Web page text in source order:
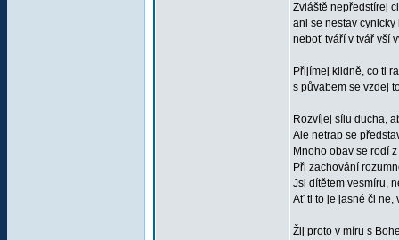
Zvláště nepředstírej
ani se nestav cynicky
neboť tváří v tvář vší
Přijímej klidně, co ti
s půvabem se vzdej
Rozvíjej sílu ducha,
Ale netrap se
Mnoho obav se rodí
Při zachování
Jsi dítětem vesmíru,
Ať ti to je jasné či ne,
Žij proto v míru s